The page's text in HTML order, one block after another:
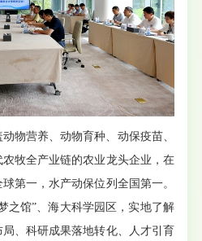
物营养、动物育种、动保疫苗、
牧全产业链的农业龙头企业，在
第一，水产动保位列全国第一。
之馆”、海大科学园区，实地了解
、科研成果落地转化、人才引育